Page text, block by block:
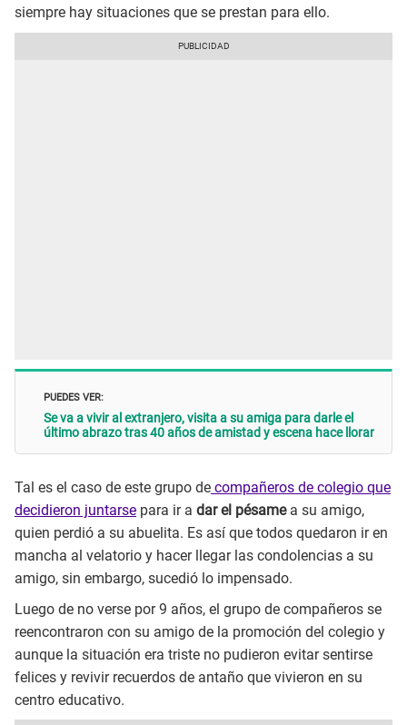
siempre hay situaciones que se prestan para ello.
PUEDES VER:
Se va a vivir al extranjero, visita a su amiga para darle el
último abrazo tras 40 años de amistad y escena hace llorar
Tal es el caso de este grupo de compañeros de colegio que
decidieron juntarse para ir a dar el pésame a su amigo,
quien perdió a su abuelita. Es así que todos quedaron ir en
mancha al velatorio y hacer llegar las condolencias a su
amigo, sin embargo, sucedió lo impensado.
Luego de no verse por 9 años, el grupo de compañeros se
reencontraron con su amigo de la promoción del colegio y
aunque la situación era triste no pudieron evitar sentirse
felices y revivir recuerdos de antaño que vivieron en su
centro educativo.